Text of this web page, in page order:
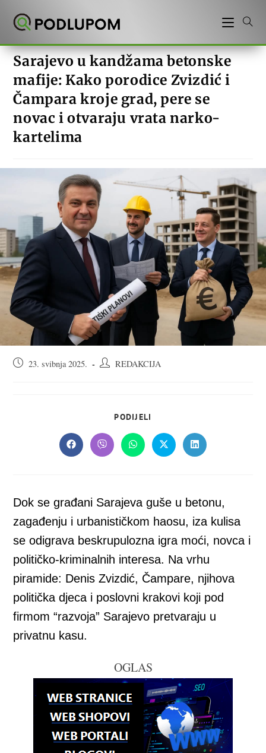
Sarajevo u kandžama betonske
mafije: Kako porodice Zvizdić i
Čampara kroje grad, pere se
novac i otvaraju vrata narko-
kartelima
Objava23. svibnja 2025.
AutorREDAKCIJA
PODIJELI
CONTENT
Opens
in
Opens
in
Opens
in
Opens
in
Opens
in
Dok se građani Sarajeva guše u betonu,
zagađenju i urbanističkom haosu, iza kulisa
se odigrava beskrupulozna igra moći, novca i
političko-kriminalnih interesa. Na vrhu
piramide: Denis Zvizdić, Čampare, njihova
politička djeca i poslovni krakovi koji pod
firmom “razvoja” Sarajevo pretvaraju u
privatnu kasu.
OGLAS